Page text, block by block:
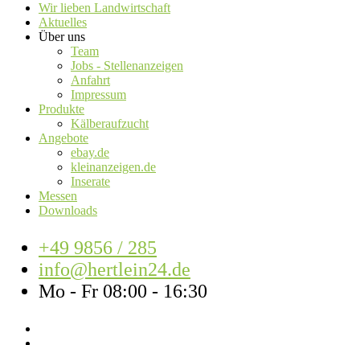
Wir lieben Landwirtschaft
Aktuelles
Über uns
Team
Jobs - Stellenanzeigen
Anfahrt
Impressum
Produkte
Kälberaufzucht
Angebote
ebay.de
kleinanzeigen.de
Inserate
Messen
Downloads
+49 9856 / 285
info@hertlein24.de
Mo - Fr 08:00 - 16:30